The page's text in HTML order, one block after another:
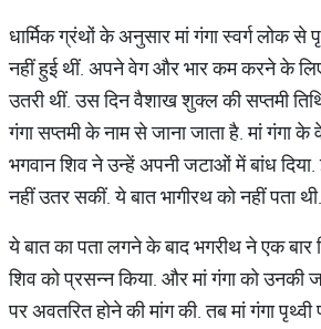
धार्मिक ग्रंथों के अनुसार मां गंगा स्वर्ग लोक से
नहीं हुई थीं. अपने वेग और भार कम करने के
उतरी थीं. उस दिन वैशाख शुक्ल की सप्तमी
गंगा सप्तमी के नाम से जाना जाता है. मां गंगा
भगवान शिव ने उन्हें अपनी जटाओं में बांध
नहीं उतर सकीं. ये बात भागीरथ को नहीं पता थी.
ये बात का पता लगने के बाद भगरीथ ने एक
शिव को प्रसन्न किया. और मां गंगा को उनकी
पर अवतरित होने की मांग की. तब मां गंगा